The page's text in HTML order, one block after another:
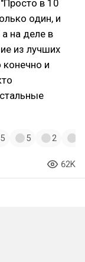
в 10
один, и
на деле в
из лучших
и
5 5 2
62K